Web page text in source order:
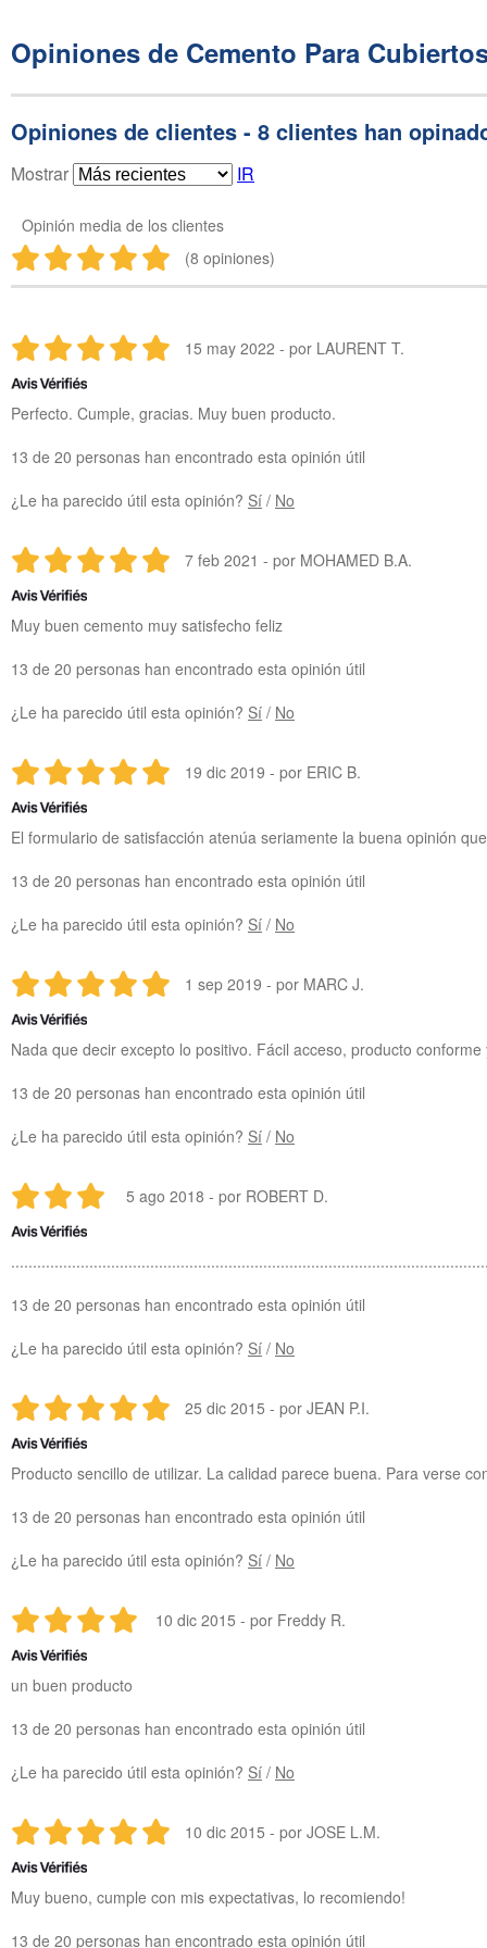
Opiniones de Cemento Para
Opiniones de clientes - 8 clientes han
Mostrar IR
Opinión media de los clientes
(8 opiniones)
15 may 2022 - por LAURENT T.
Perfecto. Cumple, gracias. Muy buen producto.
13 de 20 personas han encontrado esta opinión útil
¿Le ha parecido útil esta opinión? Sí / No
7 feb 2021 - por MOHAMED B.A.
Muy buen cemento muy satisfecho feliz
13 de 20 personas han encontrado esta opinión útil
¿Le ha parecido útil esta opinión? Sí / No
19 dic 2019 - por ERIC B.
El formulario de satisfacción atenúa seriamente la buena opinión
13 de 20 personas han encontrado esta opinión útil
¿Le ha parecido útil esta opinión? Sí / No
1 sep 2019 - por MARC J.
Nada que decir excepto lo positivo. Fácil acceso, producto
13 de 20 personas han encontrado esta opinión útil
¿Le ha parecido útil esta opinión? Sí / No
5 ago 2018 - por ROBERT D.
13 de 20 personas han encontrado esta opinión útil
¿Le ha parecido útil esta opinión? Sí / No
25 dic 2015 - por JEAN P.I.
Producto sencillo de utilizar. La calidad parece buena. Para verse
13 de 20 personas han encontrado esta opinión útil
¿Le ha parecido útil esta opinión? Sí / No
10 dic 2015 - por Freddy R.
un buen producto
13 de 20 personas han encontrado esta opinión útil
¿Le ha parecido útil esta opinión? Sí / No
10 dic 2015 - por JOSE L.M.
Muy bueno, cumple con mis expectativas, lo recomiendo!
13 de 20 personas han encontrado esta opinión útil